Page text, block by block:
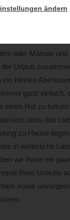
backen oder
viele Familien
oder Mamas und
Urlaub
kleines
ganz einfach,
einen Hut zu
dass das
zu Hause
in winterliche
wir Ihnen ein
Ihres Urlaubs
sowie
ändern